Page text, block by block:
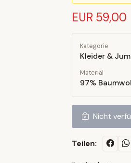
EUR 59,00
Kategorie
Kleider &
Material
97%
Nicht
Teilen: